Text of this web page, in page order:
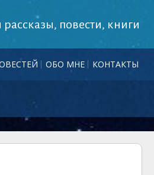
повести, книги
ОБО МНЕ
КОНТАКТЫ